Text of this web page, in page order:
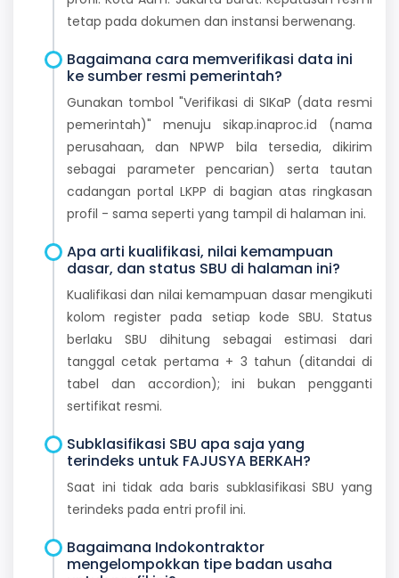
tetap pada dokumen dan instansi berwenang.
Bagaimana cara memverifikasi data ini
ke sumber resmi pemerintah?
Gunakan tombol "Verifikasi di SIKaP (data resmi
pemerintah)" menuju sikap.inaproc.id (nama
perusahaan, dan NPWP bila tersedia, dikirim
sebagai parameter pencarian) serta tautan
cadangan portal LKPP di bagian atas ringkasan
profil - sama seperti yang tampil di halaman ini.
Apa arti kualifikasi, nilai kemampuan
dasar, dan status SBU di halaman ini?
Kualifikasi dan nilai kemampuan dasar mengikuti
kolom register pada setiap kode SBU. Status
berlaku SBU dihitung sebagai estimasi dari
tanggal cetak pertama + 3 tahun (ditandai di
tabel dan accordion); ini bukan pengganti
sertifikat resmi.
Subklasifikasi SBU apa saja yang
terindeks untuk FAJUSYA BERKAH?
Saat ini tidak ada baris subklasifikasi SBU yang
terindeks pada entri profil ini.
Bagaimana Indokontraktor
mengelompokkan tipe badan usaha